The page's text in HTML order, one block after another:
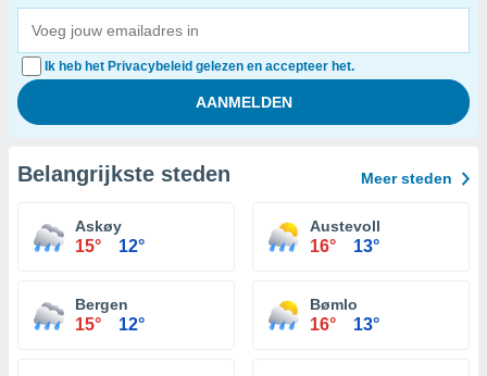
Ik heb het Privacybeleid gelezen en accepteer het.
Belangrijkste steden Meer steden
Askøy
15° 12°
Austevoll
16° 13°
Bergen
15° 12°
Bømlo
16° 13°